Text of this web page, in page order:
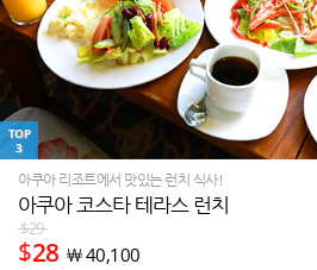
TOP
3
아쿠아 리조트에서 맛있는 런치 식사!
아쿠아 코스타 테라스 런치
$29
$28 ￦40,100